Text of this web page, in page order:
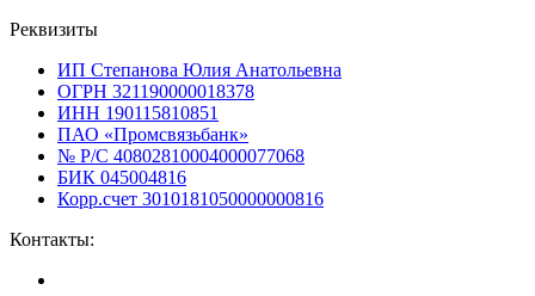
Реквизиты
ИП Степанова Юлия Анатольевна
ОГРН 321190000018378
ИНН 190115810851
ПАО «Промсвязьбанк»
№ Р/С 40802810004000077068
БИК 045004816
Корр.счет 3010181050000000816
Контакты: